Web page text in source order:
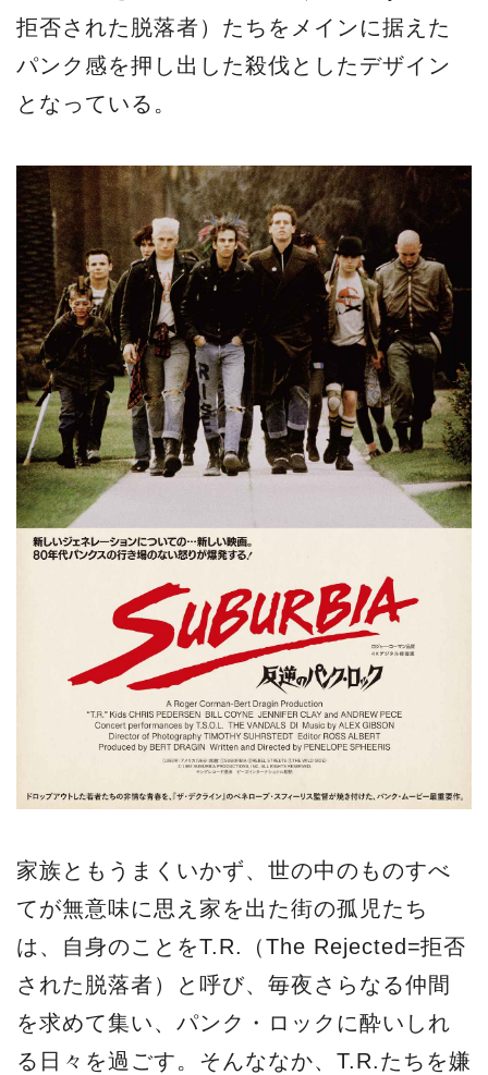
拒否された脱落者）たちをメインに据えた
パンク感を押し出した殺伐としたデザイン
となっている。
家族ともうまくいかず、世の中のものすべ
てが無意味に思え家を出た街の孤児たち
は、自身のことをT.R.（The Rejected=拒否
された脱落者）と呼び、毎夜さらなる仲間
を求めて集い、パンク・ロックに酔いしれ
る日々を過ごす。そんななか、T.R.たちを嫌